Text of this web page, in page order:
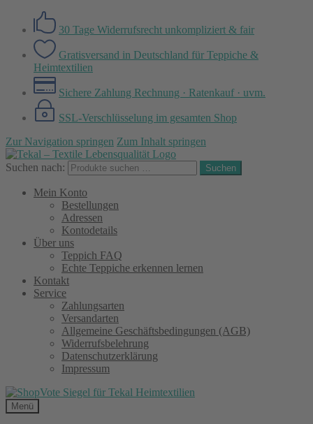
30 Tage Widerrufsrecht unkompliziert & fair
Gratisversand in Deutschland für Teppiche &
Heimtextilien
Sichere Zahlung Rechnung · Ratenkauf · uvm.
SSL-Verschlüsselung im gesamten Shop
Zur Navigation springen Zum Inhalt springen
Suchen nach: Suchen
Mein Konto
Bestellungen
Adressen
Kontodetails
Über uns
Teppich FAQ
Echte Teppiche erkennen lernen
Kontakt
Service
Zahlungsarten
Versandarten
Allgemeine Geschäftsbedingungen (AGB)
Widerrufsbelehrung
Datenschutzerklärung
Impressum
Menü